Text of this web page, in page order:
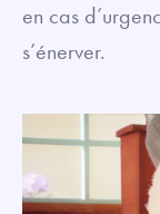
en cas
s’énerver.